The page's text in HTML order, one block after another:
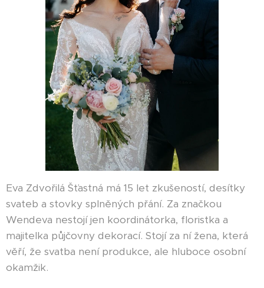
Eva Zdvořilá Šťastná má 15 let zkušeností, desítky
svateb a stovky splněných přání. Za značkou
Wendeva nestojí jen koordinátorka, floristka a
majitelka půjčovny dekorací. Stojí za ní žena, která
věří, že svatba není produkce, ale hluboce osobní
okamžik.